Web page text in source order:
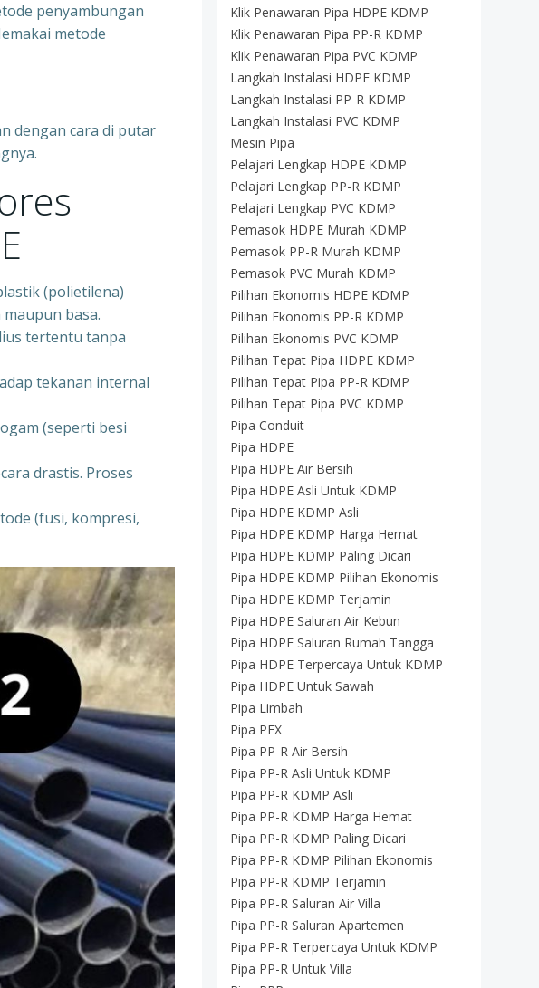
penyambungan
metode
dengan cara di putar
(polietilena)
basa.
tertentu tanpa
tekanan internal
(seperti besi
drastis. Proses
(fusi, kompresi,
Klik Penawaran Pipa HDPE KDMP
Klik Penawaran Pipa PP-R KDMP
Klik Penawaran Pipa PVC KDMP
Langkah Instalasi HDPE KDMP
Langkah Instalasi PP-R KDMP
Langkah Instalasi PVC KDMP
Mesin Pipa
Pelajari Lengkap HDPE KDMP
Pelajari Lengkap PP-R KDMP
Pelajari Lengkap PVC KDMP
Pemasok HDPE Murah KDMP
Pemasok PP-R Murah KDMP
Pemasok PVC Murah KDMP
Pilihan Ekonomis HDPE KDMP
Pilihan Ekonomis PP-R KDMP
Pilihan Ekonomis PVC KDMP
Pilihan Tepat Pipa HDPE KDMP
Pilihan Tepat Pipa PP-R KDMP
Pilihan Tepat Pipa PVC KDMP
Pipa Conduit
Pipa HDPE
Pipa HDPE Air Bersih
Pipa HDPE Asli Untuk KDMP
Pipa HDPE KDMP Asli
Pipa HDPE KDMP Harga Hemat
Pipa HDPE KDMP Paling Dicari
Pipa HDPE KDMP Pilihan Ekonomis
Pipa HDPE KDMP Terjamin
Pipa HDPE Saluran Air Kebun
Pipa HDPE Saluran Rumah Tangga
Pipa HDPE Terpercaya Untuk KDMP
Pipa HDPE Untuk Sawah
Pipa Limbah
Pipa PEX
Pipa PP-R Air Bersih
Pipa PP-R Asli Untuk KDMP
Pipa PP-R KDMP Asli
Pipa PP-R KDMP Harga Hemat
Pipa PP-R KDMP Paling Dicari
Pipa PP-R KDMP Pilihan Ekonomis
Pipa PP-R KDMP Terjamin
Pipa PP-R Saluran Air Villa
Pipa PP-R Saluran Apartemen
Pipa PP-R Terpercaya Untuk KDMP
Pipa PP-R Untuk Villa